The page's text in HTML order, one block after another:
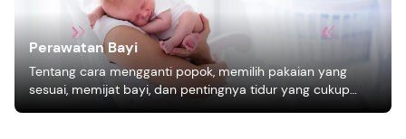
Perawatan Bayi
Tentang cara mengganti popok, memilih pakaian yang
sesuai, memijat bayi, dan pentingnya tidur yang cukup
bagi pertumbuhan bayi.